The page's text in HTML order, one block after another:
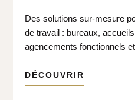
Des solutions sur-mesure
de travail : bureaux,
agencements fonctionnels
DÉCOUVRIR